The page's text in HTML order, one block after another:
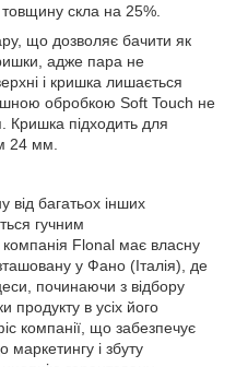
скла на 25%.
що дозволяє бачити як
адже пара не
і кришка лишається
обробкою Soft Touch не
Кришка підходить для
24 мм.
від багатьох інших
гучним
Flonal має власну
у Фано (Італія), де
починаючи з відбору
продукту в усіх його
компанії, що забезпечує
маркетингу і збуту